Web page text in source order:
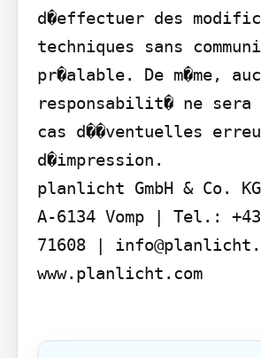
d�effectuer des
techniques sans
pr�alable. De m�me,
responsabilit� ne sera
cas d��ventuelles
d�impression.
planlicht GmbH & Co.
A-6134 Vomp | Tel.:
71608 |
www.planlicht.com